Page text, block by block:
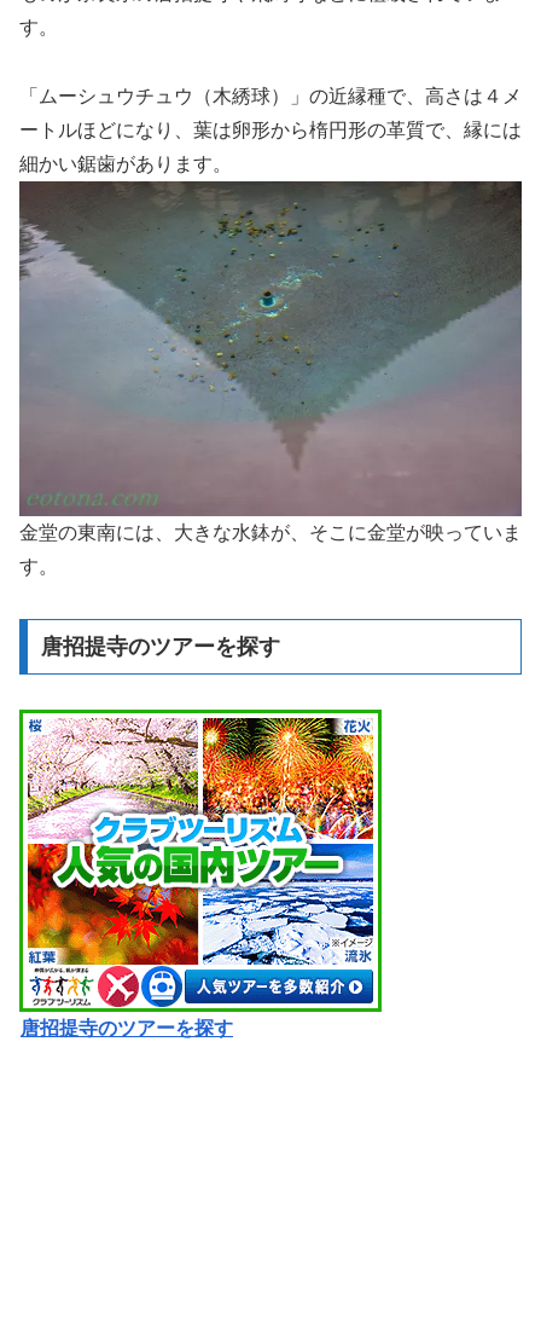
す。
「ムーシュウチュウ（木綉球）」の近縁種で、高さは４メ
ートルほどになり、葉は卵形から楕円形の革質で、縁には
細かい鋸歯があります。
金堂の東南には、大きな水鉢が、そこに金堂が映っていま
す。
唐招提寺のツアーを探す
唐招提寺のツアーを探す